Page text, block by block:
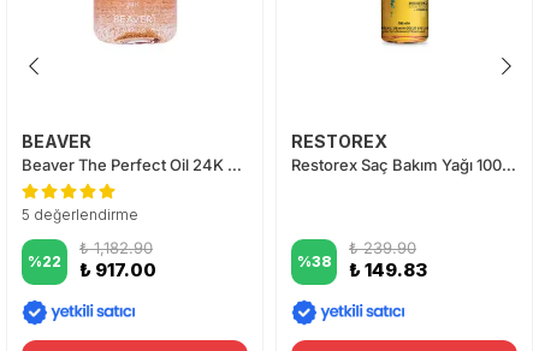
BEAVER
Beaver The Perfect Oil 24K 50 ml
5 değerlendirme
%22
₺ 1,182.90
₺ 917.00
RESTOREX
Restorex Saç Bakım Yağı 100ml
%38
₺ 239.90
₺ 149.83